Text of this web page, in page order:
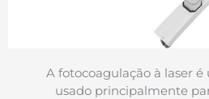
A fotocoagulação à laser
usado principalmente